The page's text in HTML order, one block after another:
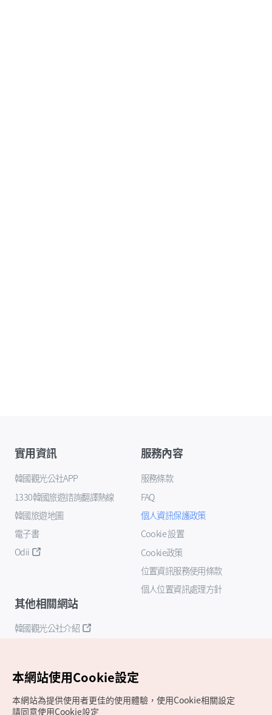
實用資訊
韓國觀光公社APP
1330韓國旅遊諮詢翻譯熱線
韓國旅遊地圖
電子書
Odii
服務內容
服務條款
FAQ
個人資訊保護政策
Cookie 設置
Cookie政策
位置資訊服務使用條款
個人位置資訊處理方針
其他相關網站
韓國觀光公社介紹
本網站使用Cookie設定
本網站為提供使用者更佳的使用體驗，使用Cookie相關設定
請同意使用Cookie設定